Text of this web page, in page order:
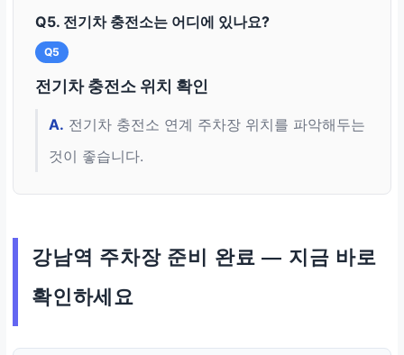
Q5. 전기차 충전소는 어디에 있나요?
Q5
전기차 충전소 위치 확인
A. 전기차 충전소 연계 주차장 위치를 파악해두는
것이 좋습니다.
강남역 주차장 준비 완료 — 지금 바로
확인하세요